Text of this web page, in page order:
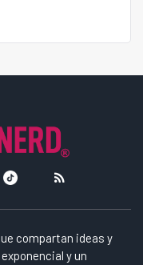
compartan ideas y
y un